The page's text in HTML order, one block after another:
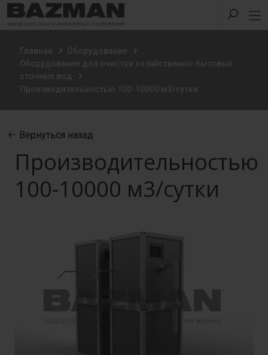
Главная
Оборудование
Оборудование для очистки хозяйственно-бытовых
сточных вод
Производительностью 100-10000 м3/сутки
Вернуться назад
Производительностью
100-10000 м3/сутки